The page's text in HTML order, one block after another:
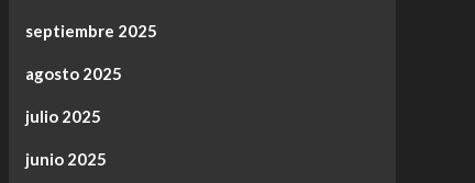
septiembre 2025
agosto 2025
julio 2025
junio 2025